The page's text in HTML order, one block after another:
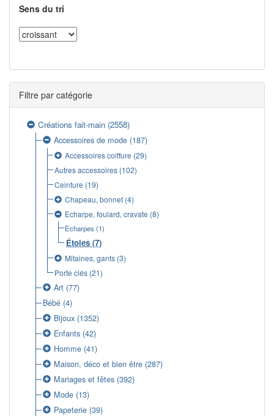
Sens du tri
Filtre par catégorie
Créations fait-main (2558)
Accessoires de mode (187)
Accessoires coiffure (29)
Autres accessoires(102)
Ceinture (19)
Chapeau, bonnet(4)
Echarpe, foulard, cravate (8)
Echarpes(1)
Étoles(7)
Mitaines, gants(3)
Porte clés(21)
Art (77)
Bébé (4)
Bijoux (1352)
Enfants (42)
Homme (41)
Maison, déco et bien être (287)
Mariages et fêtes (392)
Mode (13)
Papeterie (39)